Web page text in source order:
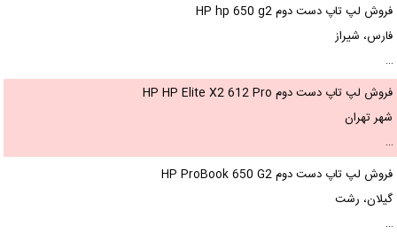
فروش لپ تاپ دست دوم HP hp 650 g2
فارس، شیراز
…
فروش لپ تاپ دست دوم HP HP Elite X2 612 Pro
شهر تهران
…
فروش لپ تاپ دست دوم HP ProBook 650 G2
گیلان، رشت
…